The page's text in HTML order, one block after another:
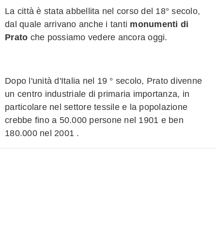
La città è stata abbellita nel corso del 18° secolo,
dal quale arrivano anche i tanti monumenti di
Prato che possiamo vedere ancora oggi.
Dopo l'unità d'Italia nel 19 ° secolo, Prato divenne
un centro industriale di primaria importanza, in
particolare nel settore tessile e la popolazione
crebbe fino a 50.000 persone nel 1901 e ben
180.000 nel 2001 .